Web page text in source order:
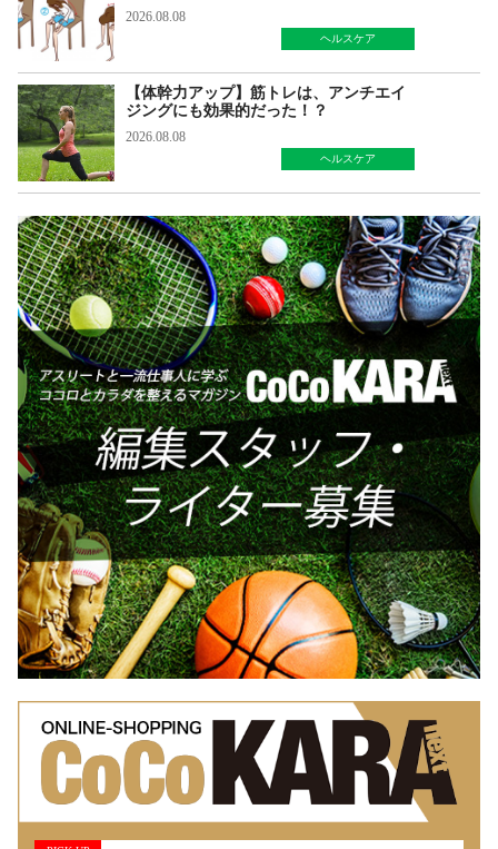
2026.08.08
ヘルスケア
【体幹力アップ】筋トレは、アンチエイ
ジングにも効果的だった！？
2026.08.08
ヘルスケア